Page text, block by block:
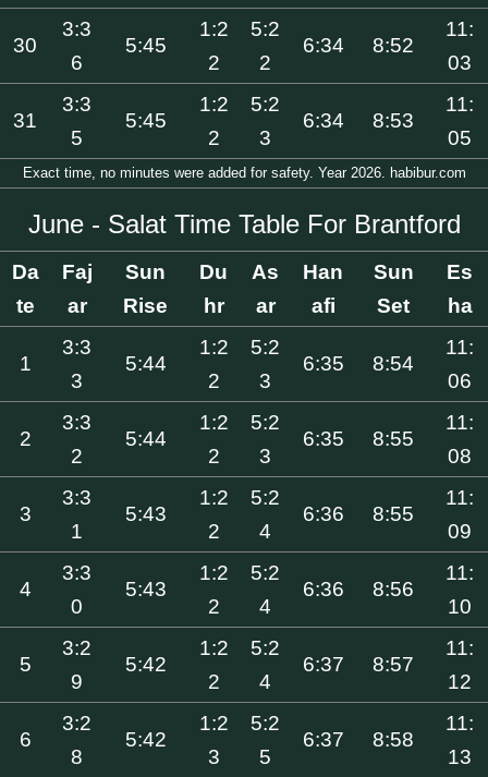
30
3:3
6
5:45
1:2
2
5:2
2
6:34 8:52
11:
03
31
3:3
5
5:45
1:2
2
5:2
3
6:34 8:53
11:
05
Exact time, no minutes were added for safety. Year 2026. habibur.com
June - Salat Time Table For Brantford
Da
te
Faj
ar
Sun
Rise
Du
hr
As
ar
Han
afi
Sun
Set
Es
ha
1
3:3
3
5:44
1:2
2
5:2
3
6:35 8:54
11:
06
2
3:3
2
5:44
1:2
2
5:2
3
6:35 8:55
11:
08
3
3:3
1
5:43
1:2
2
5:2
4
6:36 8:55
11:
09
4
3:3
0
5:43
1:2
2
5:2
4
6:36 8:56
11:
10
5
3:2
9
5:42
1:2
2
5:2
4
6:37 8:57
11:
12
6
3:2
8
5:42
1:2
3
5:2
5
6:37 8:58
11:
13